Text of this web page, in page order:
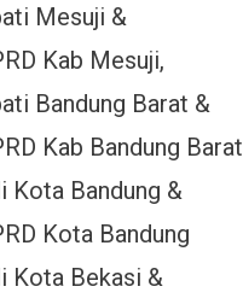
Mesuji &
Kab Mesuji,
Bandung Barat &
Kab Bandung Barat
Kota Bandung &
Kota Bandung
Kota Bekasi &